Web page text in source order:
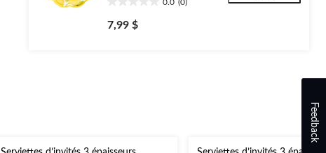
0.0 (0)
étoile(s)
7,99 $
Feedback